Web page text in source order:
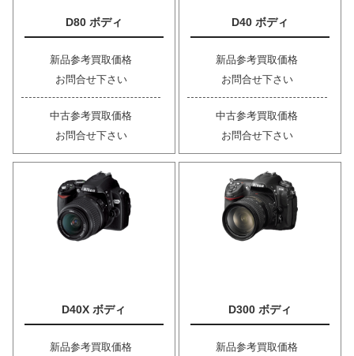
D80 ボディ
新品参考買取価格
お問合せ下さい
中古参考買取価格
お問合せ下さい
D40 ボディ
新品参考買取価格
お問合せ下さい
中古参考買取価格
お問合せ下さい
D40X ボディ
新品参考買取価格
D300 ボディ
新品参考買取価格